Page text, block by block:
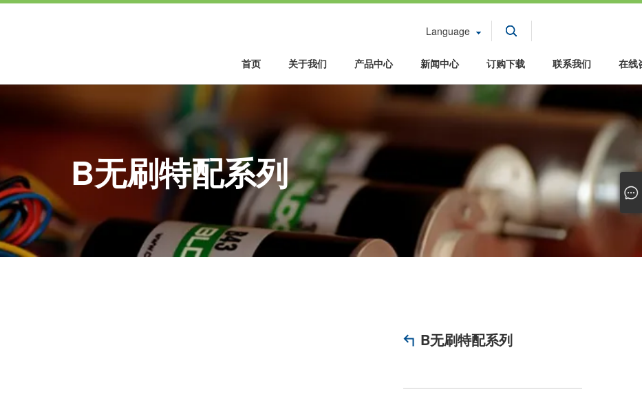
Language
首页 关于我们 产品中心 新闻中心 订购下载 联系我们 在线
B无刷特配系列
B无刷特配系列